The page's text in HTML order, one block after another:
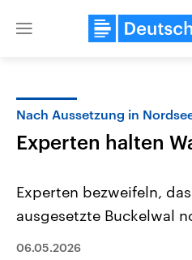
Close
Nach Aussetzung in
Experten halten
Experten bezweifeln,
ausgesetzte Buckelwal
06.05.2026